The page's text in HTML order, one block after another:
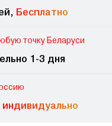
Бесплатно
точку Беларуси
1-3 дня
индивидуально